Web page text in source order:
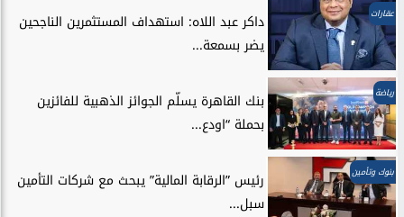
عقارات
داكر عبد اللاه: استهداف المستثمرين الناجحين
يضر بسمعة...
رياضة
بنك القاهرة يسلّم الجوائز الذهبية للفائزين
بحملة “اودع...
بنوك وتأمين
رئيس ”الرقابة المالية” يبحث مع شركات التأمين
سبل...